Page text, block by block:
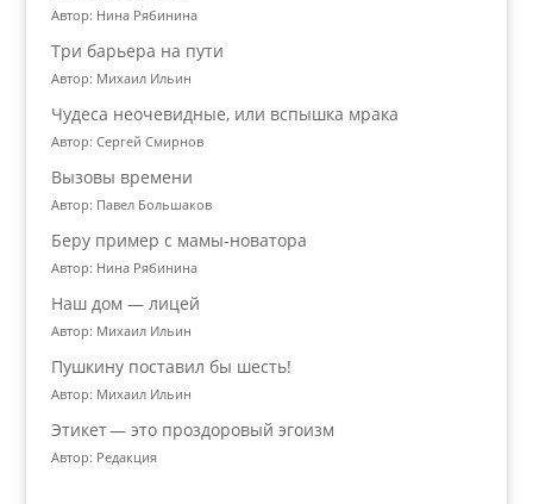
Автор: Нина Рябинина
Три барьера на пути
Автор: Михаил Ильин
Чудеса неочевидные, или вспышка мрака
Автор: Сергей Смирнов
Вызовы времени
Автор: Павел Большаков
Беру пример с мамы-новатора
Автор: Нина Рябинина
Наш дом — лицей
Автор: Михаил Ильин
Пушкину поставил бы шесть!
Автор: Михаил Ильин
Этикет — это проздоровый эгоизм
Автор: Редакция